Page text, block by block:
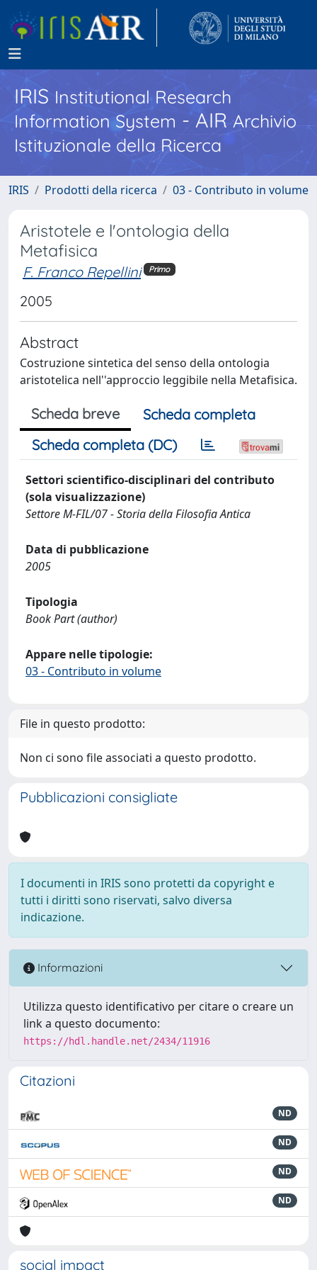
IRISInstitutional Research
Information System - AIR Archivio
Istituzionale della Ricerca
IRIS Prodotti della ricerca 03 - Contributo in volume
Aristotele e l'ontologia della
Metafisica
F. Franco Repellini Primo
2005
Abstract
Costruzione sintetica del senso della ontologia
aristotelica nell''approccio leggibile nella Metafisica.
Scheda breve
Scheda completa
Scheda completa (DC)
Settori scientifico-disciplinari del contributo
(sola visualizzazione)
Settore M-FIL/07 - Storia della Filosofia Antica
Data di pubblicazione
2005
Tipologia
Book Part (author)
Appare nelle tipologie:
03 - Contributo in volume
File in questo prodotto:
Non ci sono file associati a questo prodotto.
Pubblicazioni consigliate
I documenti in IRIS sono protetti da copyright e
tutti i diritti sono riservati, salvo diversa
indicazione.
Informazioni
Utilizza questo identificativo per citare o creare un
link a questo documento:
https://hdl.handle.net/2434/11916
Citazioni
ND
ND
ND
ND
social impact